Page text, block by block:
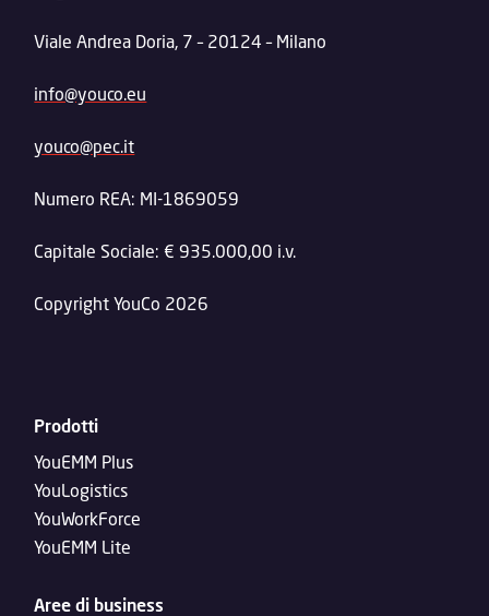
Viale Andrea Doria, 7 – 20124 – Milano
info@youco.eu
youco@pec.it
Numero REA: MI-1869059
Capitale Sociale: € 935.000,00 i.v.
Copyright YouCo 2026
Prodotti
YouEMM Plus
YouLogistics
YouWorkForce
YouEMM Lite
Aree di business